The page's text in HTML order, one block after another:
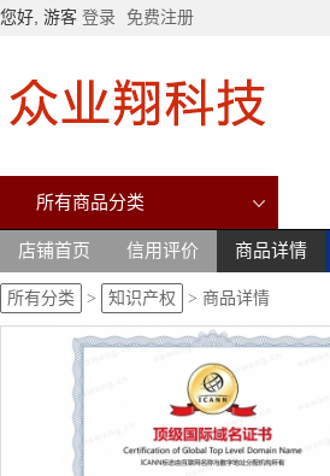
您好, 游客 登录 免费注册
所有商品分类
店铺首页 信用评价 商品详情
所有分类 > 知识产权 > 商品详情